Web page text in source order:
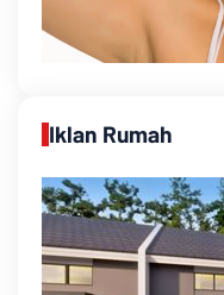
Iklan Rumah